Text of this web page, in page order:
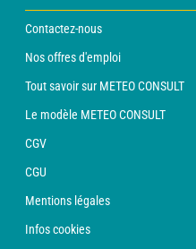
Contactez-nous
Nos offres d'emploi
Tout savoir sur METEO CONSULT
Le modèle METEO CONSULT
CGV
CGU
Mentions légales
Infos cookies